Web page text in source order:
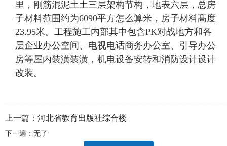
里，刚筋混泥土土三层架构节构，地表六层，总房
子材料范围约为6090平方怎么算米，房子材料髙度
23.95米。工程施工内部其中包含PK对战地方和各
层企业办公空间、电视电话商务办公室、引导办公
房等屋内装潢装潢，机电设备安转和消防设计设计
改装。
上一篇： 河北省教育出版社综合楼
下一遍：无了